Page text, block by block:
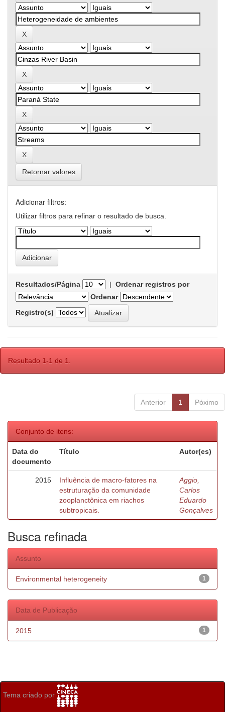
Retornar valores
Adicionar filtros:
Utilizar filtros para refinar o resultado de busca.
Resultados/Página | Ordenar registros por
Ordenar
Registro(s)
Resultado 1-1 de 1.
Anterior 1 Póximo
Conjunto de itens:
Data do
documento
Título Autor(es)
2015
Influência de macro-fatores na
estruturação da comunidade
zooplanctônica em riachos
subtropicais.
Aggio,
Carlos
Eduardo
Gonçalves
Busca refinada
Assunto
1
Environmental heterogeneity
Data de Publicação
1
2015
Tema criado por